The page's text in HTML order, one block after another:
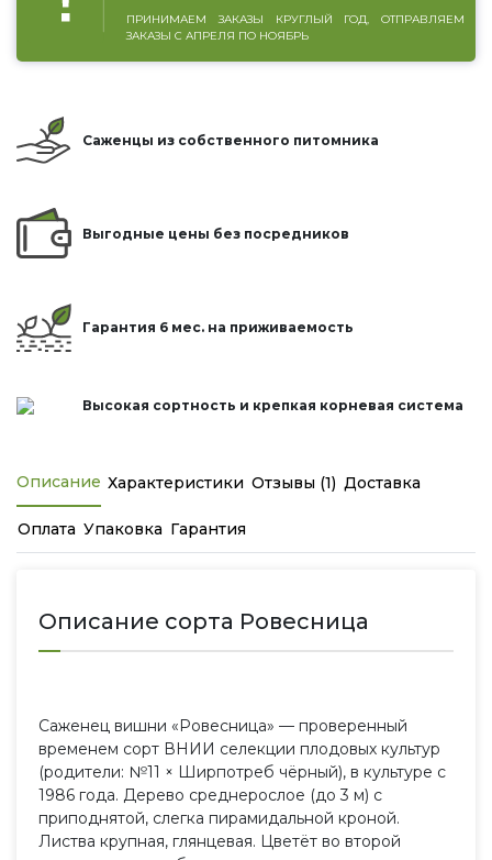
ПРИНИМАЕМ ЗАКАЗЫ КРУГЛЫЙ ГОД, ОТПРАВЛЯЕМ
ЗАКАЗЫ С АПРЕЛЯ ПО НОЯБРЬ
Саженцы из собственного питомника
Выгодные цены без посредников
Гарантия 6 мес. на приживаемость
Высокая сортность и крепкая корневая система
Описание Характеристики Отзывы (1) Доставка
Оплата Упаковка Гарантия
Описание сорта Ровесница
Саженец вишни «Ровесница» — проверенный
временем сорт ВНИИ селекции плодовых культур
(родители: №11 × Ширпотреб чёрный), в культуре с
1986 года. Дерево среднерослое (до 3 м) с
приподнятой, слегка пирамидальной кроной.
Листва крупная, глянцевая. Цветёт во второй